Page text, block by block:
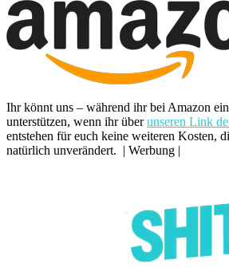
Ihr könnt uns – während ihr bei Amazon
unterstützen, wenn ihr überunseren Link
entstehen für euch keine weiteren Kosten,
natürlich unverändert. | Werbung |